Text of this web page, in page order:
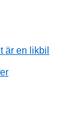
är en likbil